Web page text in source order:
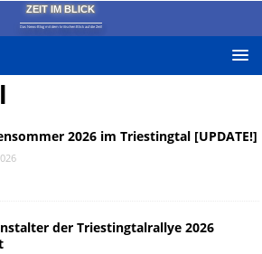
ZEIT IM BLICK
Das News-Blog mit dem kritischen Blick auf die Zeit!
2026 im Triestingtal [UPDATE!]
der Triestingtalrallye 2026